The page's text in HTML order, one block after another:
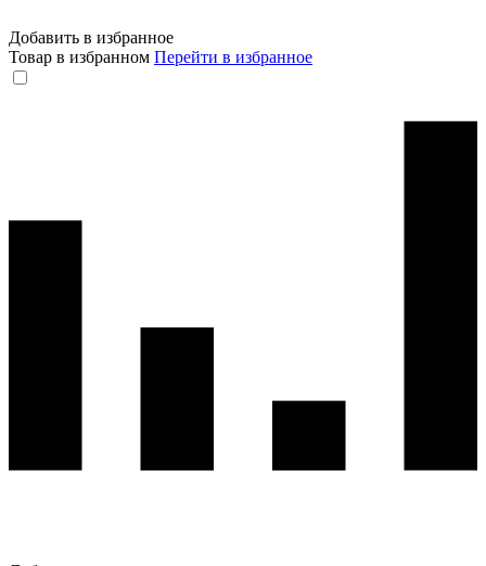
Добавить в избранное
Товар в избранном Перейти в избранное